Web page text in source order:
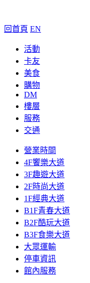
回首頁 EN
活動
卡友
美食
購物
DM
樓層
服務
交通
營業時間
4F饗樂大道
3F趣遊大道
2F時尚大道
1F經典大道
B1F青春大道
B2F酷玩大道
B3F食樂大道
大眾運輸
停車資訊
館內服務